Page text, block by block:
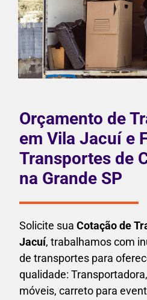
Orçamento de
em Vila Jacuí e
Transportes de
na Grande SP
Solicite sua Cotação de
Jacuí, trabalhamos com
de transportes para
qualidade:
móveis, carreto para